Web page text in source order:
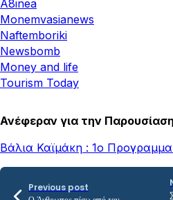
A8inea
Monemvasianews
Naftemboriki
Newsbomb
Money and life
Tourism Today
Ανέφεραν για την Παρουσίαση
Βάλια Καϊμάκη : 1ο
Previous post